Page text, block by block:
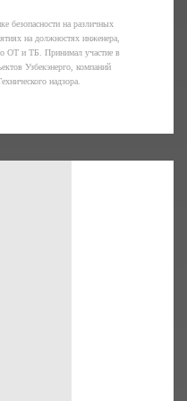
безопасности на различных
на должностях инженера,
ОТ и ТБ. Принимал участие в
Узбекэнерго, компаний
надзора.